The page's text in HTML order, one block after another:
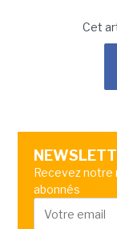
Cet
Recevez
abonnés